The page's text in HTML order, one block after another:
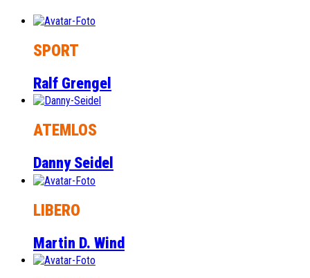
SPORT
Ralf Grengel
ATEMLOS
Danny Seidel
LIBERO
Martin D. Wind